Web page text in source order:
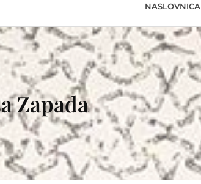
NASLOVNICA
Zapada